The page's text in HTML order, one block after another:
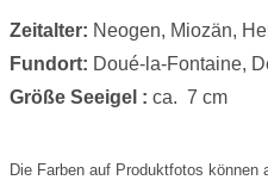
Zeitalter: Neogen, Miozän,
Fundort: Doué-la-Fontaine,
Größe Seeigel : ca. 7 cm
Die Farben auf Produktfotos